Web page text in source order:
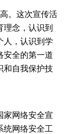
。这次宣传活
念，认识到
人，认识到学
安全的第一道
和自我保护技
家网络安全宣
统网络安全工